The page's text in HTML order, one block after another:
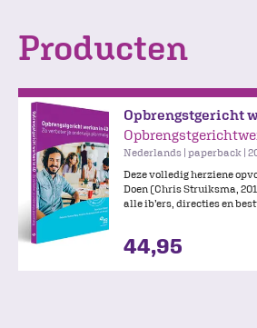
Producten
Opbrengstgericht
Nederlands | paperback |
Deze volledig herziene
Doen (Chris Struiksma,
alle ib’ers, directies en
pakkende voorbeelden
grip op je
en word je wegwijs in de
44,95